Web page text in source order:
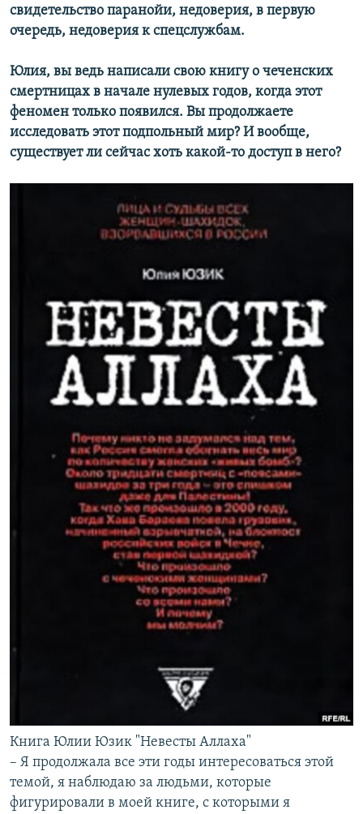
свидетельство паранойи, недоверия, в первую
очередь, недоверия к спецслужбам.
Юлия, вы ведь написали свою книгу о чеченских
смертницах в начале нулевых годов, когда этот
феномен только появился. Вы продолжаете
исследовать этот подпольный мир? И вообще,
существует ли сейчас хоть какой-то доступ в него?
Книга Юлии Юзик "Невесты Аллаха"
– Я продолжала все эти годы интересоваться этой
темой, я наблюдаю за людьми, которые
фигурировали в моей книге, с которыми я